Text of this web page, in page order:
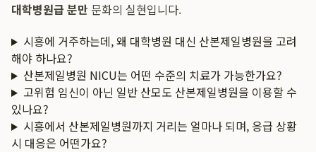
대학병원급 분만 문화의 실현입니다.
시흥에 거주하는데, 왜 대학병원 대신 산본제일병원을 고려
해야 하나요?
산본제일병원 NICU는 어떤 수준의 치료가 가능한가요?
고위험 임신이 아닌 일반 산모도 산본제일병원을 이용할 수
있나요?
시흥에서 산본제일병원까지 거리는 얼마나 되며, 응급 상황
시 대응은 어떤가요?